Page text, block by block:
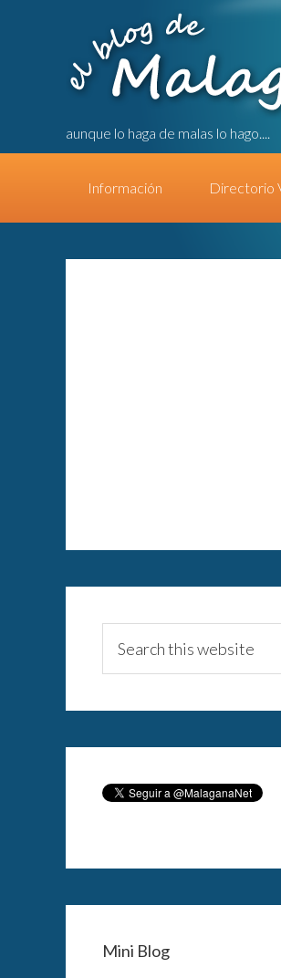
aunque lo haga de malas lo hago....
Información Directorio
Mini Blog